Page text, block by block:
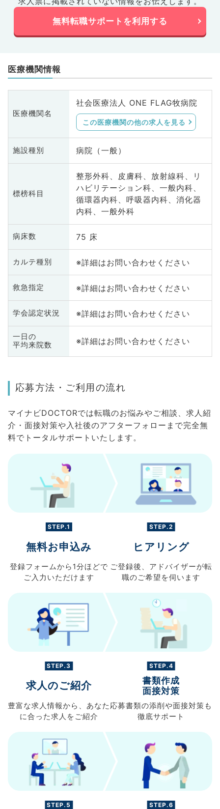
無料転職サポートを利用する
医療機関情報
医療機関名
社会医療法人 ONE FLAG牧病院
この医療機関の他の求人を見る
施設種別 病院（一般）
標榜科目
整形外科、皮膚科、放射線科、リ
ハビリテーション科、一般内科、
循環器内科、呼吸器内科、消化器
内科、一般外科
病床数 75 床
カルテ種別 ※詳細はお問い合わせください
救急指定 ※詳細はお問い合わせください
学会認定状況 ※詳細はお問い合わせください
一日の
平均来院数
※詳細はお問い合わせください
応募方法・ご利用の流れ
マイナビDOCTORでは転職のお悩みやご相談、求人紹
介・面接対策や入社後のアフターフォローまで完全無
料でトータルサポートいたします。
STEP.1
無料お申込み
登録フォームから 1分ほどで
ご入力 いただけます
STEP.2
ヒアリング
ご登録後、 アドバイザーが転
職のご希望を伺います
STEP.3
求人のご紹介
豊富な求人情報から、 あなた
に合った求人を ご紹介
STEP.4
書類作成
面接対策
応募書類の添削や面接対策も
徹底サポート
STEP.5 STEP.6